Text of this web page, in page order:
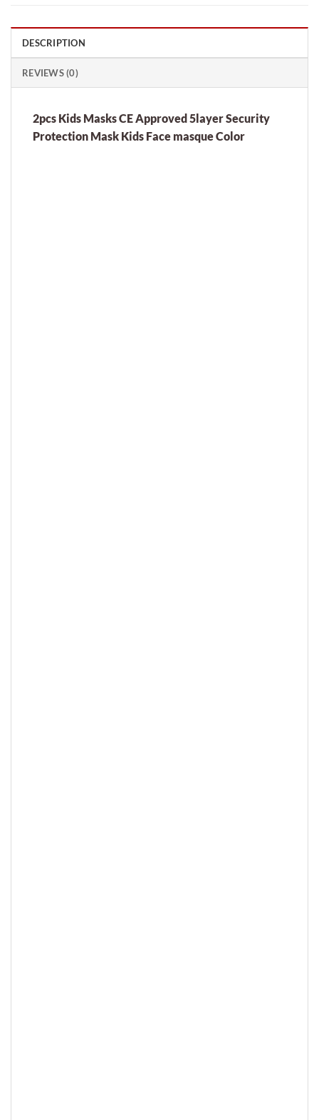
DESCRIPTION
REVIEWS (0)
2pcs Kids Masks CE Approved 5layer Security
Protection Mask Kids Face masque Color